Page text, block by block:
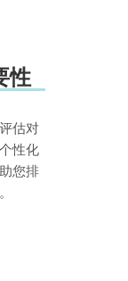
性
估对
性化
您排